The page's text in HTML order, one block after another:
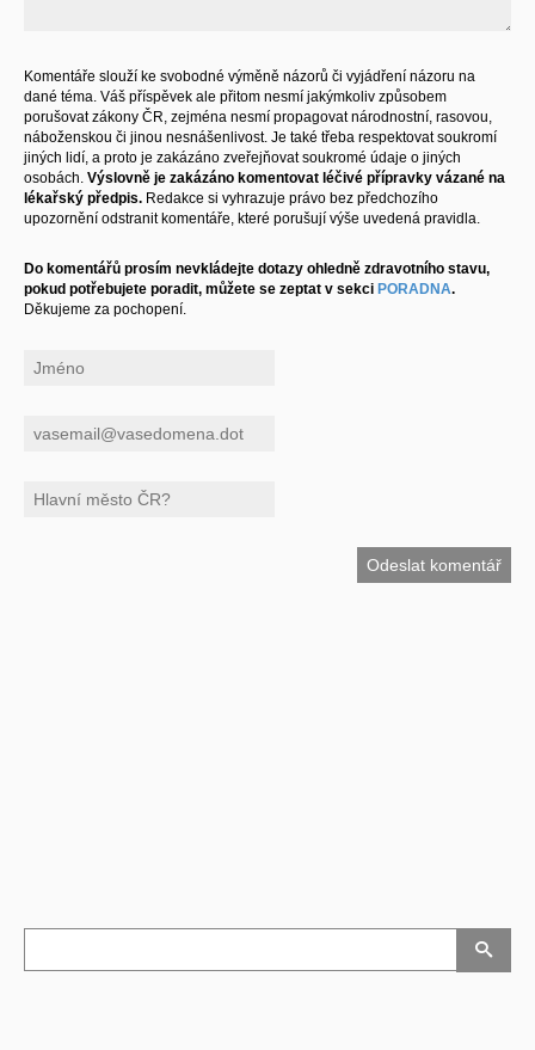
Komentáře slouží ke svobodné výměně názorů či vyjádření názoru na
dané téma. Váš příspěvek ale přitom nesmí jakýmkoliv způsobem
porušovat zákony ČR, zejména nesmí propagovat národnostní, rasovou,
náboženskou či jinou nesnášenlivost. Je také třeba respektovat soukromí
jiných lidí, a proto je zakázáno zveřejňovat soukromé údaje o jiných
osobách. Výslovně je zakázáno komentovat léčivé přípravky vázané na
lékařský předpis. Redakce si vyhrazuje právo bez předchozího
upozornění odstranit komentáře, které porušují výše uvedená pravidla.
Do komentářů prosím nevkládejte dotazy ohledně zdravotního stavu,
pokud potřebujete poradit, můžete se zeptat v sekci PORADNA.
Děkujeme za pochopení.